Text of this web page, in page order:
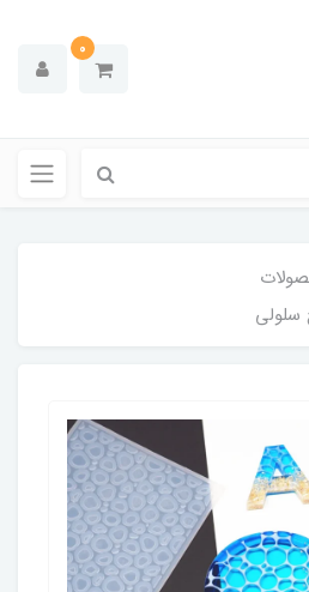
0
سلولی